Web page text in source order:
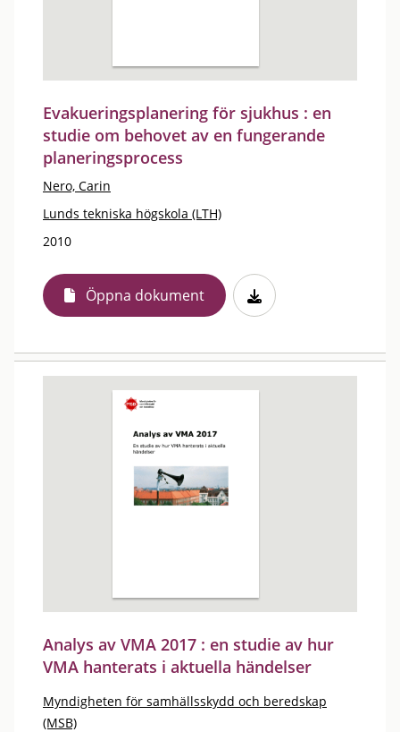
Evakueringsplanering för sjukhus : en
studie om behovet av en fungerande
planeringsprocess
Nero, Carin
Lunds tekniska högskola (LTH)
2010
Öppna dokument
Analys av VMA 2017 : en studie av hur
VMA hanterats i aktuella händelser
Myndigheten för samhällsskydd och beredskap
(MSB)